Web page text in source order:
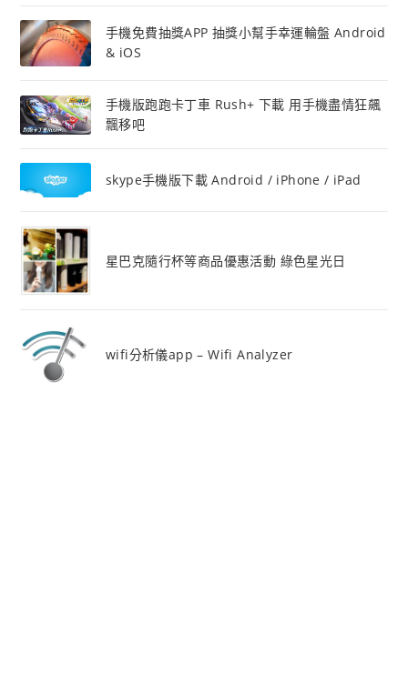
手機免費抽獎APP 抽獎小幫手幸運輪盤 Android
& iOS
手機版跑跑卡丁車 Rush+ 下載 用手機盡情狂飆
飄移吧
skype手機版下載 Android / iPhone / iPad
星巴克隨行杯等商品優惠活動 綠色星光日
wifi分析儀app – Wifi Analyzer